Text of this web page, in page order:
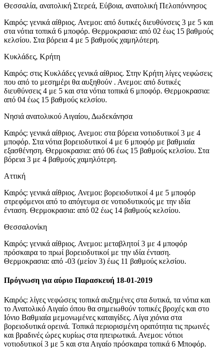
Θεσσαλία, ανατολική Στερεά, Εύβοια, ανατολική Πελοπόννησος
Καιρός: γενικά αίθριος. Ανεμοι: από δυτικές διευθύνσεις 3 με 5 και
στα νότια τοπικά 6 μποφόρ. Θερμοκρασια: από 02 έως 15 βαθμούς
κελσίου. Στα βόρεια 4 με 5 βαθμούς χαμηλότερη.
Κυκλάδες, Κρήτη
Καιρός: στις Κυκλάδες γενικά αίθριος. Στην Κρήτη λίγες νεφώσεις
που από το μεσημέρι θα αυξηθούν . Ανεμοι: από δυτικές
διευθύνσεις 4 με 5 και στα νότια τοπικά 6 μποφόρ. Θερμοκρασια:
από 04 έως 15 βαθμούς κελσίου.
Νησιά ανατολικού Αιγαίου, Δωδεκάνησα
Καιρός: γενικά αίθριος. Ανεμοι: στα βόρεια νοτιοδυτικοί 3 με 4
μποφόρ. Στα νότια βορειοδυτικοί 4 με 6 μποφόρ με βαθμιαία
εξασθένηση. Θερμοκρασια: από 06 έως 15 βαθμούς κελσίου. Στα
βόρεια 3 με 4 βαθμούς χαμηλότερη.
Αττική
Καιρός: γενικά αίθριος. Ανεμοι: βορειοδυτικοί 4 με 5 μποφόρ
στρεφόμενοι από το απόγευμα σε νοτιοδυτικούς με την ιδία
ένταση. Θερμοκρασια: από 02 έως 14 βαθμούς κελσίου.
Θεσσαλονίκη
Καιρός: γενικά αίθριος. Ανεμοι: μεταβλητοί 3 με 4 μποφόρ
πρόσκαιρα το πρωί βορειοδυτικοί με την ιδία ένταση.
Θερμοκρασια: από -03 (μείον 3) έως 11 βαθμούς κελσίου.
Πρόγνωση για αύριο Παρασκευή 18-01-2019
Καιρός: λίγες νεφώσεις τοπικά αυξημένες στα δυτικά, τα νότια και
το Ανατολικό Αιγαίο όπου θα σημειωθούν τοπικές βροχές και στο
Ιόνιο Βαθμιαία μεμονωμένες καταιγίδες. Λίγα χιόνια στα
βορειοδυτικά ορεινά. Τοπικά περιορισμένη ορατότητα τις πρωινές
και βραδινές ώρες κυρίως στα ηπειρωτικά. Ανεμοι: νότιοι
νοτιοδυτικοί 3 με 5 και στα Αιγαίο πρόσκαιρα τοπικά 6 Μποφόρ.